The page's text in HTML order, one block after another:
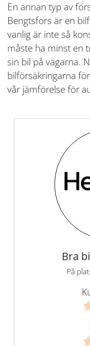
En annan typ av
Bengtsfors är en
vanlig är inte så
måste ha minst en
sin bil på vägarna.
bilförsäkringarna
vår jämförelse för
Bra
På